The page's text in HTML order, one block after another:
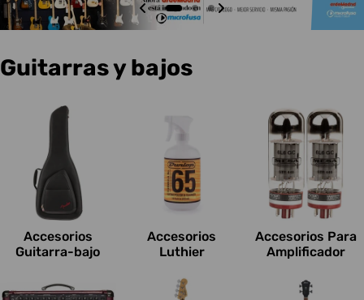
C
Guitarras y bajos
Accesorios
Guitarra-bajo
Accesorios
Luthier
Accesorios Para
Amplificador